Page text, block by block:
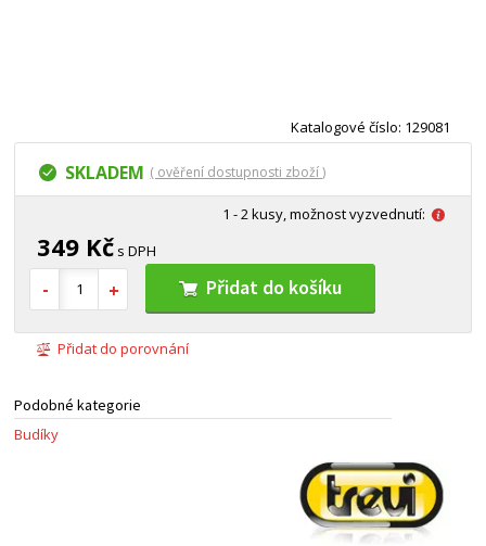
Katalogové číslo: 129081
SKLADEM ( ověření dostupnosti zboží )
1 - 2 kusy, možnost vyzvednutí:
349 Kč s DPH
Přidat do košíku
Přidat do porovnání
Podobné kategorie
Budíky